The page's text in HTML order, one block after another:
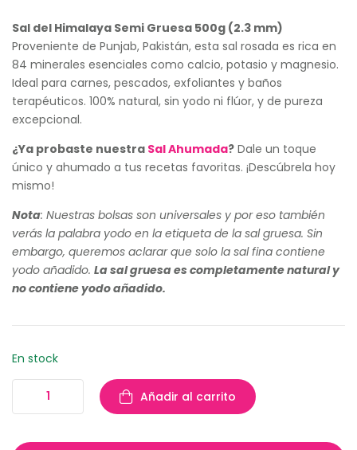
Sal del Himalaya Semi Gruesa 500g (2.3 mm)
Proveniente de Punjab, Pakistán, esta sal rosada es rica en
84 minerales esenciales como calcio, potasio y magnesio.
Ideal para carnes, pescados, exfoliantes y baños
terapéuticos. 100% natural, sin yodo ni flúor, y de pureza
excepcional.
¿Ya probaste nuestra Sal Ahumada? Dale un toque
único y ahumado a tus recetas favoritas. ¡Descúbrela hoy
mismo!
Nota: Nuestras bolsas son universales y por eso también
verás la palabra yodo en la etiqueta de la sal gruesa. Sin
embargo, queremos aclarar que solo la sal fina contiene
yodo añadido. La sal gruesa es completamente natural y
no contiene yodo añadido.
En stock
Añadir al carrito